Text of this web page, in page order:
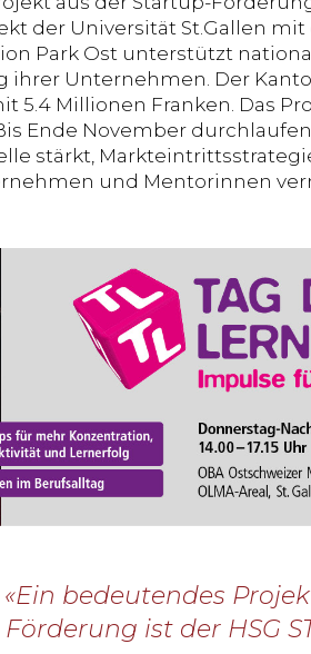
der Universität St.Gallen mit
Park Ost unterstützt
ihrer Unternehmen. Der
5.4 Millionen Franken. Das
Ende November
stärkt,
und Mentorinnen
«Ein bedeutendes
Förderung ist der HSG